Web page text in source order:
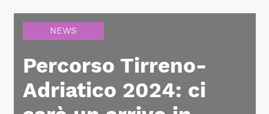
NEWS
Percorso Tirreno-
Adriatico 2024: ci